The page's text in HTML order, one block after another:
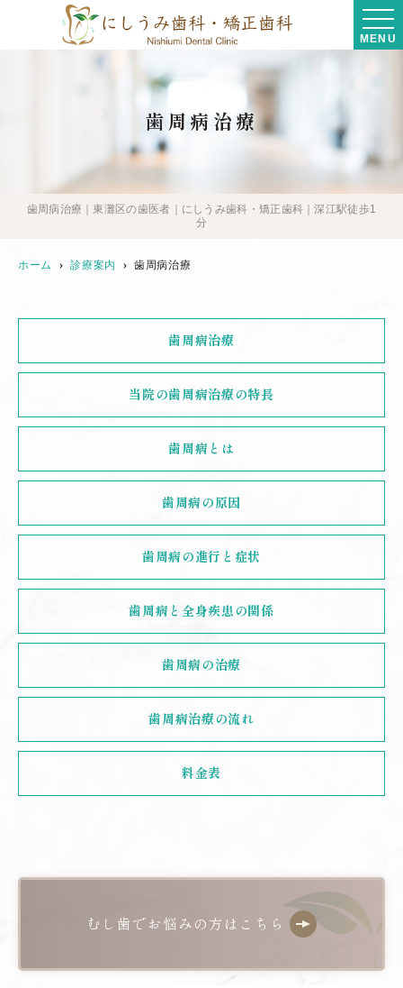
MENU
歯周病治療
歯周病治療｜東灘区の歯医者｜にしうみ歯科・矯正歯科｜深江駅徒歩1
分
ホーム 診療案内 歯周病治療
歯周病治療
当院の歯周病治療の特長
歯周病とは
歯周病の原因
歯周病の進行と症状
歯周病と全身疾患の関係
歯周病の治療
歯周病治療の流れ
料金表
むし歯でお悩みの方はこちら